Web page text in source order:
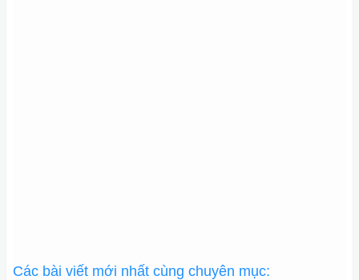
Các bài viết mới nhất cùng chuyên mục: